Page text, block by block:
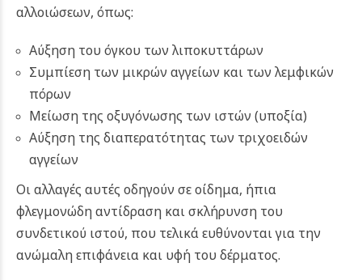
αλλοιώσεων, όπως:
Αύξηση του όγκου των λιποκυττάρων
Συμπίεση των μικρών αγγείων και των λεμφικών
πόρων
Μείωση της οξυγόνωσης των ιστών (υποξία)
Αύξηση της διαπερατότητας των τριχοειδών
αγγείων
Οι αλλαγές αυτές οδηγούν σε οίδημα, ήπια
φλεγμονώδη αντίδραση και σκλήρυνση του
συνδετικού ιστού, που τελικά ευθύνονται για την
ανώμαλη επιφάνεια και υφή του δέρματος.